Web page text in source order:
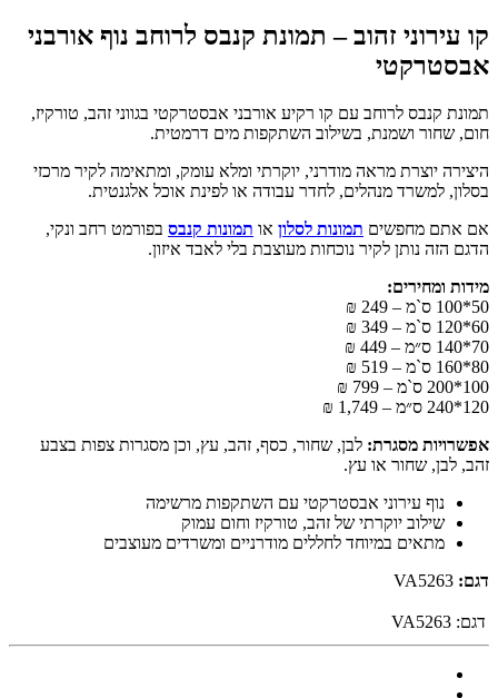
קו עירוני זהוב – תמונת קנבס לרוחב נוף אורבני
אבסטרקטי
תמונת קנבס לרוחב עם קו רקיע אורבני אבסטרקטי בגווני זהב, טורקיז,
חום, שחור ושמנת, בשילוב השתקפות מים דרמטית.
היצירה יוצרת מראה מודרני, יוקרתי ומלא עומק, ומתאימה לקיר מרכזי
בסלון, למשרד מנהלים, לחדר עבודה או לפינת אוכל אלגנטית.
אם אתם מחפשים תמונות לסלון או תמונות קנבס בפורמט רחב ונקי,
הדגם הזה נותן לקיר נוכחות מעוצבת בלי לאבד איזון.
מידות ומחירים:
50*100 ס`מ – 249 ₪
60*120 ס`מ – 349 ₪
70*140 ס״מ – 449 ₪
80*160 ס`מ – 519 ₪
100*200 ס`מ – 799 ₪
120*240 ס״מ – 1,749 ₪
אפשרויות מסגרת: לבן, שחור, כסף, זהב, עץ, וכן מסגרות צפות בצבע
זהב, לבן, שחור או עץ.
נוף עירוני אבסטרקטי עם השתקפות מרשימה
שילוב יוקרתי של זהב, טורקיז וחום עמוק
מתאים במיוחד לחללים מודרניים ומשרדים מעוצבים
דגם:
דגם: VA5263